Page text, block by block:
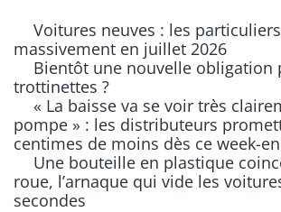
Voitures neuves : les
massivement en juillet 2026
Bientôt une nouvelle obligation
trottinettes ?
« La baisse va se voir très
pompe » : les distributeurs
centimes de moins dès ce week-
Une bouteille en plastique
roue, l’arnaque qui vide les
secondes